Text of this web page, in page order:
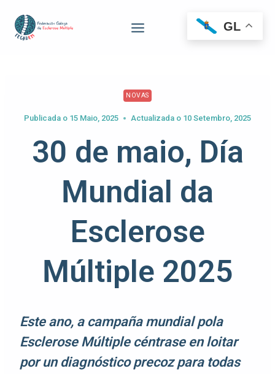
NOVAS
Publicada o 15 Maio, 2025 Actualizada o 10 Setembro, 2025
30 de maio, Día
Mundial da
Esclerose
Múltiple 2025
Este ano, a campaña mundial pola
Esclerose Múltiple céntrase en loitar
por un diagnóstico precoz para todas
GL